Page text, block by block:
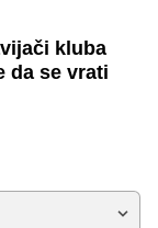
kluba
da se vrati